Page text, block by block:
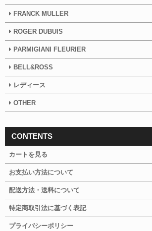
FRANCK MULLER
ROGER DUBUIS
PARMIGIANI FLEURIER
BELL&ROSS
レディース
OTHER
CONTENTS
カートを見る
お支払い方法について
配送方法・送料について
特定商取引法に基づく表記
プライバシーポリシー